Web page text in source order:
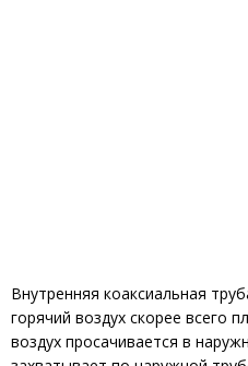
Внутренняя коаксиальная
горячий воздух скорее всего
воздух просачивается в